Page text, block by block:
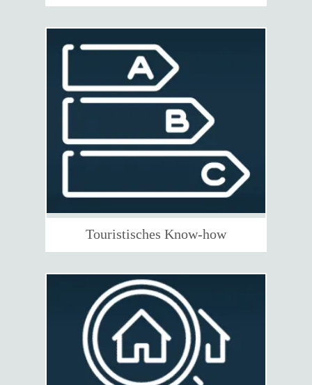
Touristisches Know-how